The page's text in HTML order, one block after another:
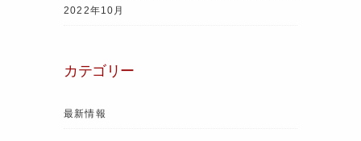
2022年10月
カテゴリー
最新情報